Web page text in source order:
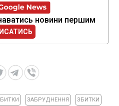
новини першим
ЗАБРУДНЕННЯ ЗБИТКИ